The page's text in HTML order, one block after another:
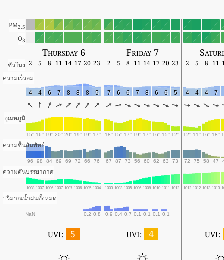
PM2.5
O3
Thursday 6 Friday 7
ชั่วโมง 2 5 8 11 14 17 20 23 2 5 8 11 14 17 20 23 2 5 8 11
ความเร็วลม
4 4 6 7 8 8 8 5 7 6 6 7 8 6 6 5 4 4 4 7
อุณหภูมิ
15° 16° 19° 20° 20° 19° 19° 17° 18° 15° 17° 19° 17° 16° 15° 12° 12° 11° 16° 18°
ความชื้นสัมพัทธ์
96 98 84 69 69 72 66 76 67 87 73 56 60 62 63 73 72 75 58 47
ความดันบรรยากาศ
1008 1007 1006 1007 1007 1006 1005 1004 1003 1003 1005 1006 1008 1010 1011 1012 1012 1012 1013 1013
ปริมาณน้ำฝนทั้งหมด
NaN 0.2 0.8 0.9 0.4 0.7 0.1 0.1 0.1 0.1
UVI: 5 UVI: 4 UVI: